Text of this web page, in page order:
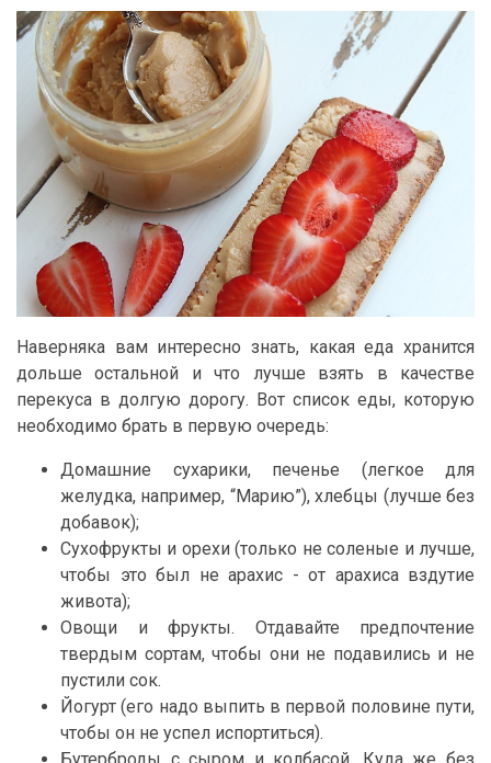
Наверняка вам интересно знать, какая еда хранится
дольше остальной и что лучше взять в качестве
перекуса в долгую дорогу. Вот список еды, которую
необходимо брать в первую очередь:
Домашние сухарики, печенье (легкое для
желудка, например, “Марию”), хлебцы (лучше без
добавок);
Сухофрукты и орехи (только не соленые и лучше,
чтобы это был не арахис - от арахиса вздутие
живота);
Овощи и фрукты. Отдавайте предпочтение
твердым сортам, чтобы они не подавились и не
пустили сок.
Йогурт (его надо выпить в первой половине пути,
чтобы он не успел испортиться).
Бутерброды с сыром и колбасой. Куда же без